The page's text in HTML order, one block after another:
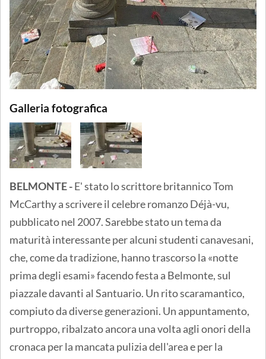
Galleria fotografica
BELMONTE -E' stato lo scrittore britannico Tom
McCarthy a scrivere il celebre romanzo Déjà-vu,
pubblicato nel 2007. Sarebbe stato un tema da
maturità interessante per alcuni studenti canavesani,
che, come da tradizione, hanno trascorso la «notte
prima degli esami» facendo festa a Belmonte, sul
piazzale davanti al Santuario. Un rito scaramantico,
compiuto da diverse generazioni. Un appuntamento,
purtroppo, ribalzato ancora una volta agli onori della
cronaca per la mancata pulizia dell'area e per la